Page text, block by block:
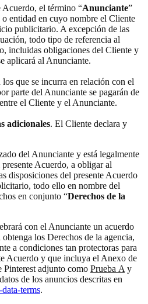
Acuerdo, el término “Anunciante”
o entidad en cuyo nombre el Cliente
publicitario. A excepción de las
todo tipo de referencia al
incluidas obligaciones del Cliente y
aplicará al Anunciante.
los que se incurra en relación con el
parte del Anunciante se pagarán de
el Cliente y el Anunciante.
adicionales. El Cliente declara y
del Anunciante y está legalmente
Acuerdo, a obligar al
disposiciones del presente Acuerdo
todo ello en nombre del
en conjunto “Derechos de la
con el Anunciante un acuerdo
los Derechos de la agencia,
a condiciones tan protectoras para
Acuerdo y que incluya el Anexo de
Pinterest adjunto como Prueba A y
de los anuncios descritas en
terms.